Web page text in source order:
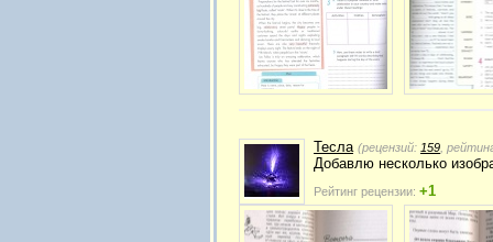
Тесла (рецензий: 159 ,
Добавлю несколько
Рейтинг рецензии: +1